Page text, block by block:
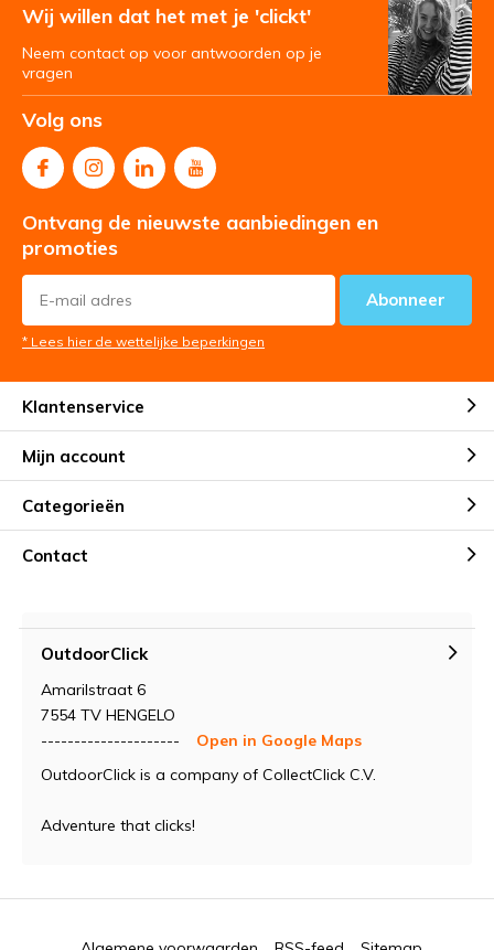
Wij willen dat het met je 'clickt'
Neem contact op voor antwoorden op je
vragen
Volg ons
Ontvang de nieuwste aanbiedingen en
promoties
Abonneer
* Lees hier de wettelijke beperkingen
Klantenservice
Mijn account
Categorieën
Contact
OutdoorClick
Amarilstraat 6
7554 TV HENGELO
---------------------
Open in Google Maps
OutdoorClick is a company of CollectClick C.V.
Adventure that clicks!